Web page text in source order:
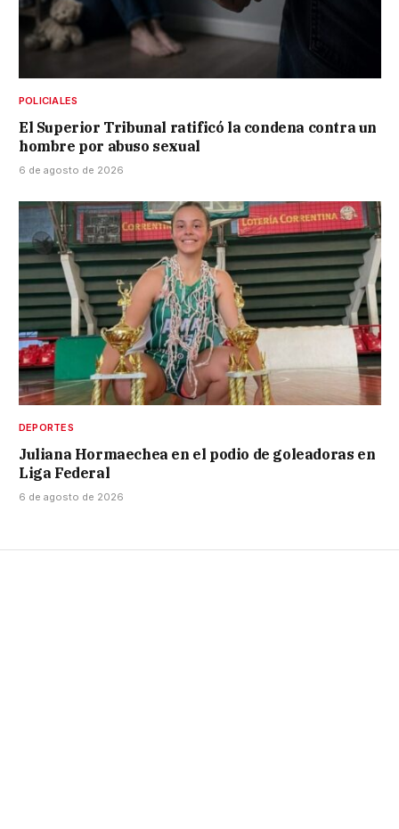
POLICIALES
El Superior Tribunal ratificó la condena contra un
hombre por abuso sexual
6 de agosto de 2026
DEPORTES
Juliana Hormaechea en el podio de goleadoras en
Liga Federal
6 de agosto de 2026